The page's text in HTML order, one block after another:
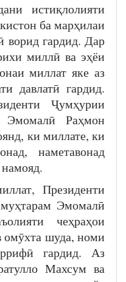
истиқлолияти
ба марҳилаи
ворид гардид. Дар
миллӣ ва эҳёи
миллат яке аз
давлатӣ гардид.
Ҷумҳурии
Эмомалӣ Раҳмон
ки миллате, ки
наметавонад
Президенти
Эмомалӣ
чеҳраҳои
омӯхта шуда, номи
гардид. Аз
Махсум ва